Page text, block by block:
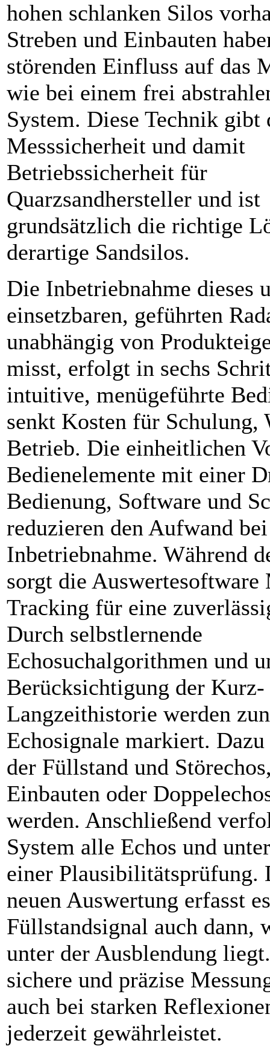
hohen schlanken Silos
Streben und Einbauten
störenden Einfluss auf das
wie bei einem frei
System. Diese Technik gibt
Mess­sicherheit und damit
Betriebssicherheit für
Quarzsandhersteller und ist
grundsätzlich die richtige
derartige Sandsilos.
Die Inbetriebnahme dieses
einsetzbaren, geführten
unabhängig von
misst, erfolgt in sechs
intuitive, menü­geführte
senkt Kosten für Schulung,
Betrieb. Die einheitlichen
Bedienelemente mit einer
Bedienung, Software und
reduzieren den Aufwand
Inbetriebnahme. Während
sorgt die
Tracking für eine
Durch selbstlernende
Echosuchalgorithmen und
Berücksichtigung der Kurz-
Langzeithistorie werden
Echosignale markiert.
der Füllstand und
Einbauten oder
werden. Anschließend
System alle Echos und
einer Plausibilitäts­prüfung.
neuen Auswertung erfasst
Füllstandsignal auch dann,
unter der Ausblendung
sichere und präzise
auch bei starken
jederzeit gewährleistet.